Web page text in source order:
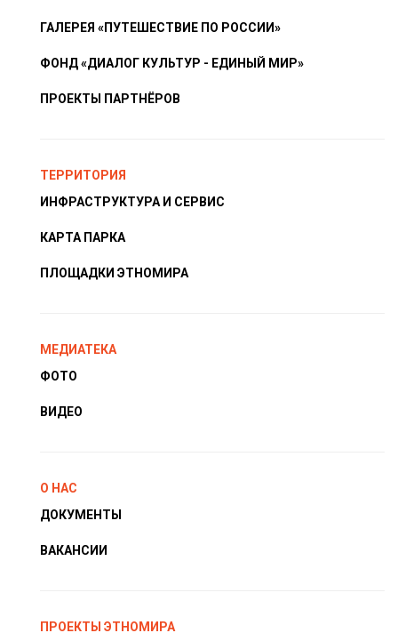
ГАЛЕРЕЯ «ПУТЕШЕСТВИЕ ПО РОССИИ»
ФОНД «ДИАЛОГ КУЛЬТУР - ЕДИНЫЙ МИР»
ПРОЕКТЫ ПАРТНЁРОВ
ТЕРРИТОРИЯ
ИНФРАСТРУКТУРА И СЕРВИС
КАРТА ПАРКА
ПЛОЩАДКИ ЭТНОМИРА
МЕДИАТЕКА
ФОТО
ВИДЕО
О НАС
ДОКУМЕНТЫ
ВАКАНСИИ
ПРОЕКТЫ ЭТНОМИРА